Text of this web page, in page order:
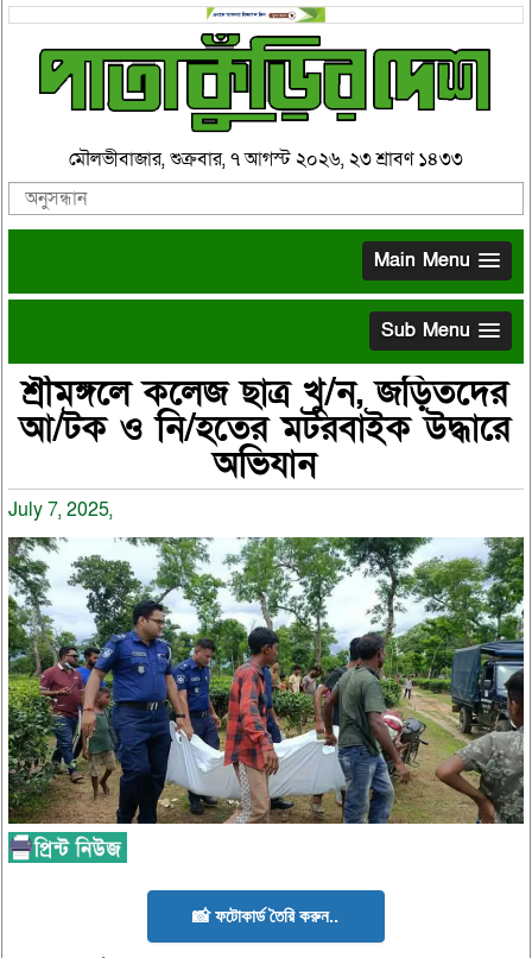
মৌলভীবাজার, শুক্রবার, ৭ আগস্ট ২০২৬, ২৩ শ্রাবণ ১৪৩৩
Main Menu
Sub Menu
শ্রীমঙ্গলে কলেজ ছাত্র খু/ন, জড়িতদের
আ/টক ও নি/হতের মটরবাইক উদ্ধারে
অভিযান
July 7, 2025,
📸 ফটোকার্ড তৈরি করুন..